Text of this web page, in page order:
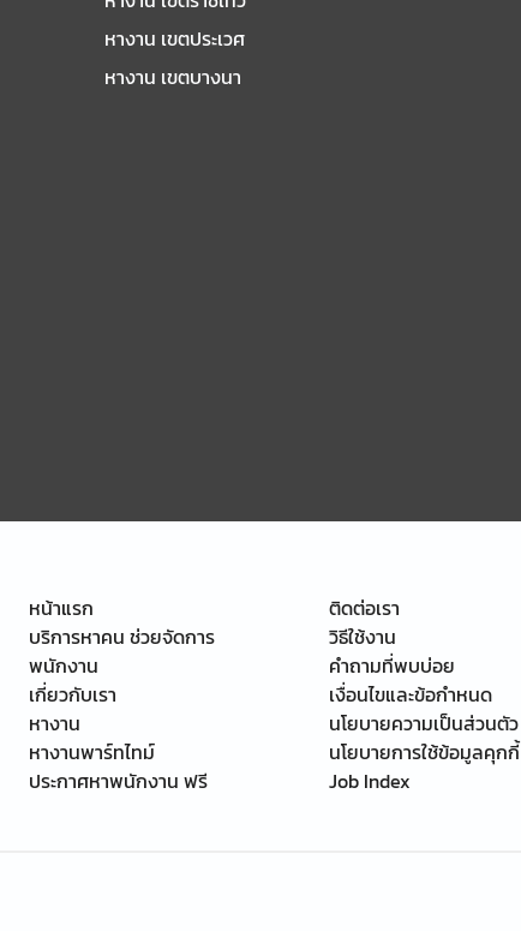
หางาน เขตประเวศ
หางาน เขตบางนา
หน้าแรก
บริการหาคน ช่วยจัดการ
พนักงาน
เกี่ยวกับเรา
หางาน
หางานพาร์ทไทม์
ประกาศหาพนักงาน ฟรี
ติดต่อเรา
วิธีใช้งาน
คำถามที่พบบ่อย
เงื่อนไขและข้อกำหนด
นโยบายความเป็นส่วนตัว
นโยบายการใช้ข้อมูลคุกกี้
Job Index